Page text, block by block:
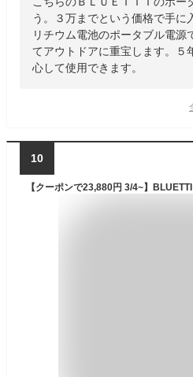
う。３万までという価格で手に
リチウム電池のポータブル電源
てアウトドアに重宝します。５
心して使用できます。
10